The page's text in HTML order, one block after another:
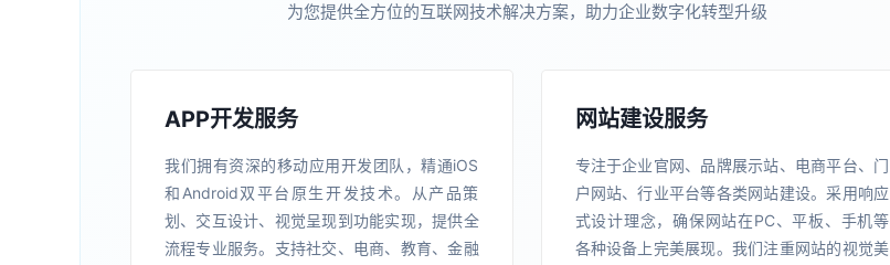
为您提供全方位的互联网技术解决方案，助力企业数字化转型升级
APP开发服务
我们拥有资深的移动应用开发团队，精通iOS
和Android双平台原生开发技术。从产品策
划、交互设计、视觉呈现到功能实现，提供全
流程专业服务。支持社交、电商、教育、金融
网站建设服务
专注于企业官网、品牌展示站、电商平台、门
户网站、行业平台等各类网站建设。采用响应
式设计理念，确保网站在PC、平板、手机等
各种设备上完美展现。我们注重网站的视觉美